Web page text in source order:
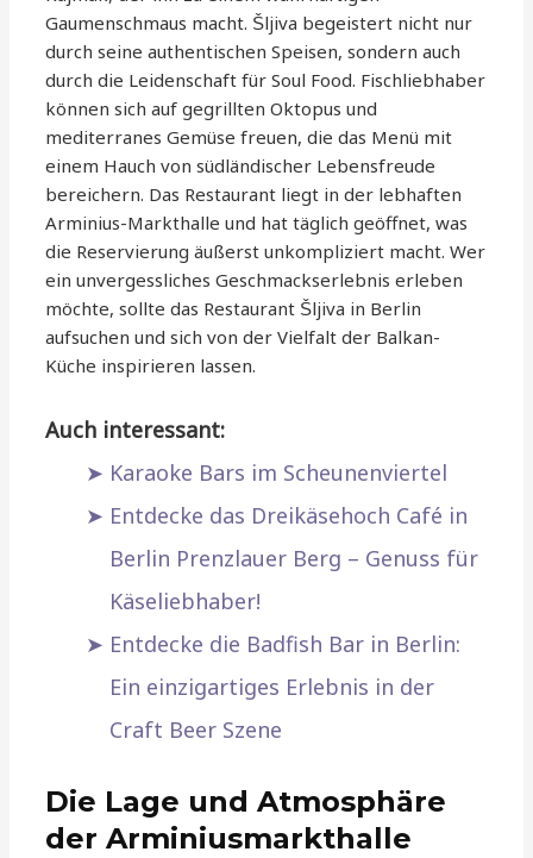
Gaumenschmaus macht. Šljiva begeistert nicht nur
durch seine authentischen Speisen, sondern auch
durch die Leidenschaft für Soul Food. Fischliebhaber
können sich auf gegrillten Oktopus und
mediterranes Gemüse freuen, die das Menü mit
einem Hauch von südländischer Lebensfreude
bereichern. Das Restaurant liegt in der lebhaften
Arminius-Markthalle und hat täglich geöffnet, was
die Reservierung äußerst unkompliziert macht. Wer
ein unvergessliches Geschmackserlebnis erleben
möchte, sollte das Restaurant Šljiva in Berlin
aufsuchen und sich von der Vielfalt der Balkan-
Küche inspirieren lassen.
Auch interessant:
Karaoke Bars im Scheunenviertel
Entdecke das Dreikäsehoch Café in
Berlin Prenzlauer Berg – Genuss für
Käseliebhaber!
Entdecke die Badfish Bar in Berlin:
Ein einzigartiges Erlebnis in der
Craft Beer Szene
Die Lage und Atmosphäre
der Arminiusmarkthalle